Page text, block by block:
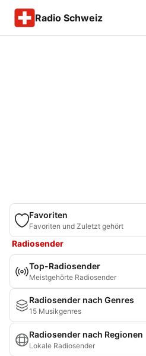
Radio Schweiz
Favoriten
Favoriten und Zuletzt gehört
Radiosender
Top-Radiosender
Meistgehörte Radiosender
Radiosender nach Genres
15 Musikgenres
Radiosender nach Regionen
Lokale Radiosender